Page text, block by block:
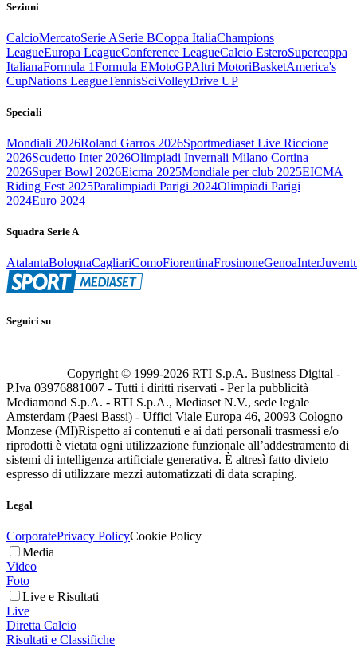
Sezioni
CalcioMercatoSerie ASerie BCoppa ItaliaChampions
LeagueEuropa LeagueConference LeagueCalcio EsteroSupercoppa
ItalianaFormula 1Formula EMotoGPAltri MotoriBasketAmerica's
CupNations LeagueTennisSciVolleyDrive UP
Speciali
Mondiali 2026Roland Garros 2026Sportmediaset Live Riccione
2026Scudetto Inter 2026Olimpiadi Invernali Milano Cortina
2026Super Bowl 2026Eicma 2025Mondiale per club 2025EICMA
Riding Fest 2025Paralimpiadi Parigi 2024Olimpiadi Parigi
2024Euro 2024
Squadra Serie A
AtalantaBolognaCagliariComoFiorentinaFrosinoneGenoaInter
Seguici su
Copyright © 1999-2026 RTI S.p.A. Business Digital -
P.Iva 03976881007 - Tutti i diritti riservati - Per la pubblicità
Mediamond S.p.A. - RTI S.p.A., Mediaset N.V., sede legale
Amsterdam (Paesi Bassi) - Uffici Viale Europa 46, 20093 Cologno
Monzese (MI)Rispetto ai contenuti e ai dati personali trasmessi e/o
riprodotti è vietata ogni utilizzazione funzionale all’addestramento di
sistemi di intelligenza artificiale generativa. È altresì fatto divieto
espresso di utilizzare mezzi automatizzati di data scraping.
Legal
CorporatePrivacy PolicyCookie Policy
Media
Video
Foto
Live e Risultati
Live
Diretta Calcio
Risultati e Classifiche